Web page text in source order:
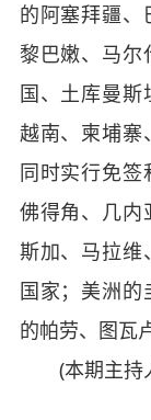
的阿塞拜疆、
黎巴嫩、马尔
国、土库曼斯
越南、柬埔寨
同时实行免签
佛得角、几内
斯加、马拉维
国家；美洲的
的帕劳、图瓦
(本期主持